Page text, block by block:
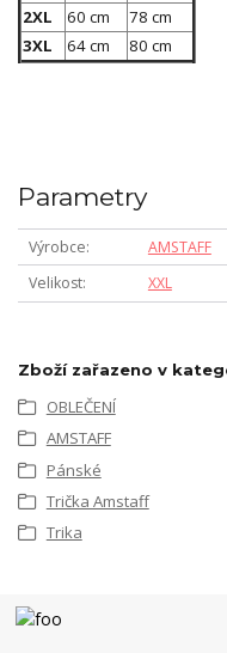
2XL
60 cm
78 cm
3XL
64 cm 80 cm
Parametry
Výrobce
AMSTAFF
Velikost
XXL
Zboží zařazeno v
OBLEČENÍ
AMSTAFF
Pánské
Trička Amstaff
Trika